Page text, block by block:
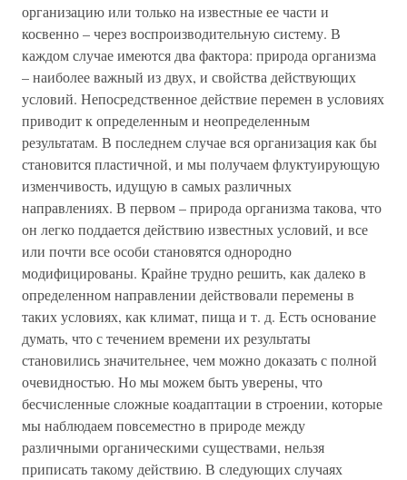
организацию или только на известные ее части и
косвенно – через воспроизводительную систему. В
каждом случае имеются два фактора: природа организма
– наиболее важный из двух, и свойства действующих
условий. Непосредственное действие перемен в условиях
приводит к определенным и неопределенным
результатам. В последнем случае вся организация как бы
становится пластичной, и мы получаем флуктуирующую
изменчивость, идущую в самых различных
направлениях. В первом – природа организма такова, что
он легко поддается действию известных условий, и все
или почти все особи становятся однородно
модифицированы. Крайне трудно решить, как далеко в
определенном направлении действовали перемены в
таких условиях, как климат, пища и т. д. Есть основание
думать, что с течением времени их результаты
становились значительнее, чем можно доказать с полной
очевидностью. Но мы можем быть уверены, что
бесчисленные сложные коадаптации в строении, которые
мы наблюдаем повсеместно в природе между
различными органическими существами, нельзя
приписать такому действию. В следующих случаях